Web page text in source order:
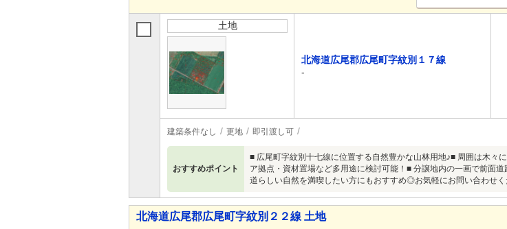
土地
北海道広尾郡広尾町字紋別１７線
-
建築条件なし 更地 即引渡し可
おすすめポイント
■ 広尾町字紋別十七線に位置する自然豊かな山林用地♪■ 周囲は木
ア拠点・資材置場など多用途に検討可能！■ 分譲地内の一画で前面
道らしい自然を満喫したい方にもおすすめ◎お気軽にお問い合わせく
北海道広尾郡広尾町字紋別２２線 土地